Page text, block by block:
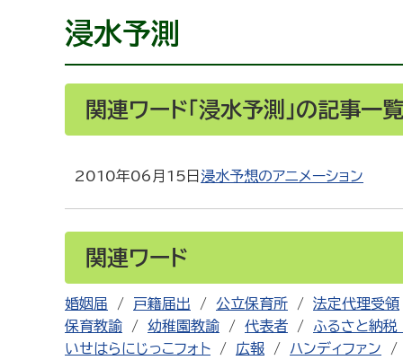
浸水予測
関連ワード「浸水予測」の記事一覧
2010年06月15日 浸水予想のアニメーション
関連ワード
婚姻届 戸籍届出 公立保育所
法定代理受領
保育教諭
幼稚園教諭 代表者
ふるさと納税
いせはらにじっこフォト
広報
ハンディファン